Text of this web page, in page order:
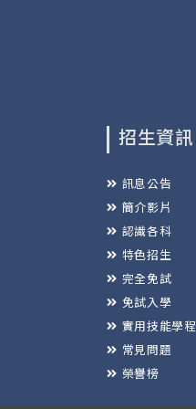
招生資訊
訊息公告
簡介影片
認識各科
特色招生
完全免試
免試入學
實用技能學程
常見問題
榮譽榜